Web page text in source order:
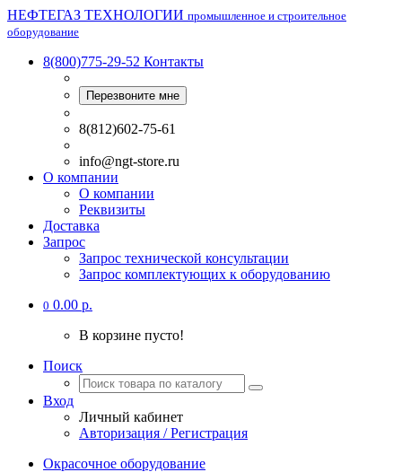
НЕФТЕГАЗ ТЕХНОЛОГИИ промышленное и строительное
оборудование
8(800)775-29-52 Контакты
Перезвоните мне
8(812)602-75-61
info@ngt-store.ru
О компании
О компании
Реквизиты
Доставка
Запрос
Запрос технической консультации
Запрос комплектующих к оборудованию
0 0.00 р.
В корзине пусто!
Поиск
Вход
Личный кабинет
Авторизация / Регистрация
Окрасочное оборудование